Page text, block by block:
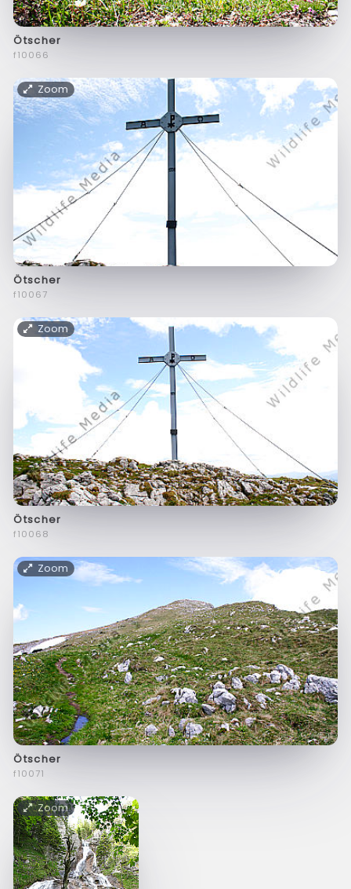
Ötscher
f10066
Zoom
Ötscher
f10067
Zoom
Ötscher
f10068
Zoom
Ötscher
f10071
Zoom